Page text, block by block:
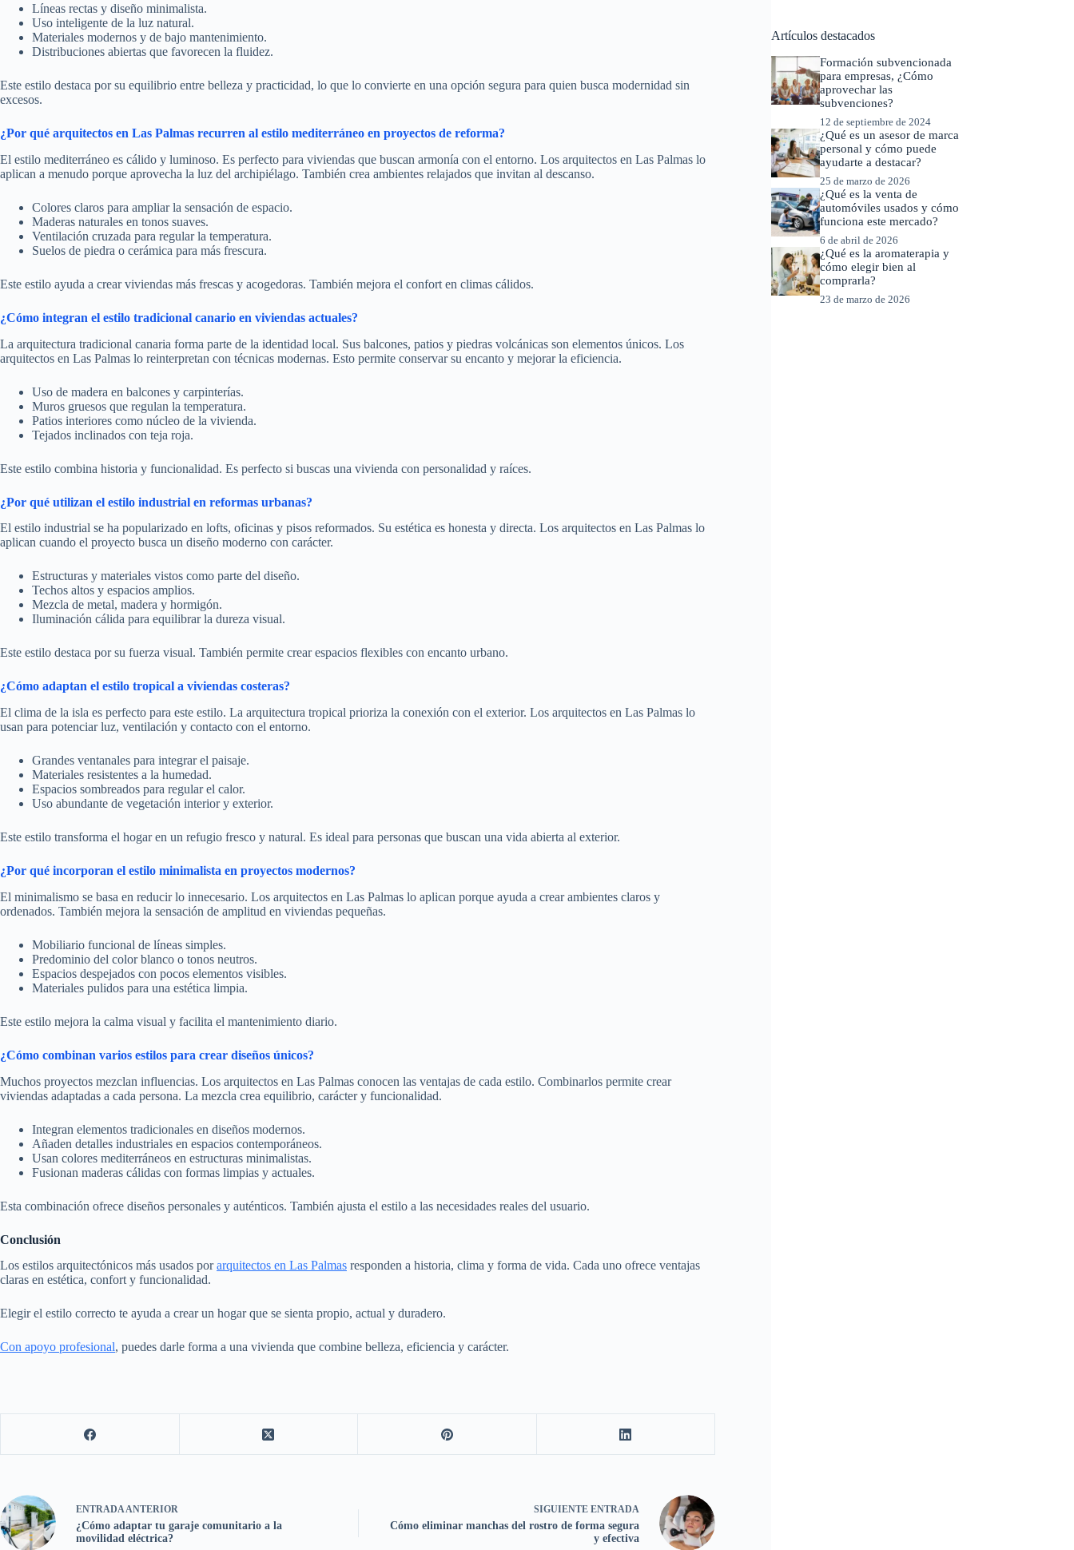
Líneas rectas y diseño minimalista.
Uso inteligente de la luz natural.
Materiales modernos y de bajo mantenimiento.
Distribuciones abiertas que favorecen la fluidez.
Este estilo destaca por su equilibrio entre belleza y practicidad, lo que lo convierte en una opción segura para quien busca modernidad sin
excesos.
¿Por qué arquitectos en Las Palmas recurren al estilo mediterráneo en proyectos de reforma?
El estilo mediterráneo es cálido y luminoso. Es perfecto para viviendas que buscan armonía con el entorno. Los arquitectos en Las Palmas lo
aplican a menudo porque aprovecha la luz del archipiélago. También crea ambientes relajados que invitan al descanso.
Colores claros para ampliar la sensación de espacio.
Maderas naturales en tonos suaves.
Ventilación cruzada para regular la temperatura.
Suelos de piedra o cerámica para más frescura.
Este estilo ayuda a crear viviendas más frescas y acogedoras. También mejora el confort en climas cálidos.
¿Cómo integran el estilo tradicional canario en viviendas actuales?
La arquitectura tradicional canaria forma parte de la identidad local. Sus balcones, patios y piedras volcánicas son elementos únicos. Los
arquitectos en Las Palmas lo reinterpretan con técnicas modernas. Esto permite conservar su encanto y mejorar la eficiencia.
Uso de madera en balcones y carpinterías.
Muros gruesos que regulan la temperatura.
Patios interiores como núcleo de la vivienda.
Tejados inclinados con teja roja.
Este estilo combina historia y funcionalidad. Es perfecto si buscas una vivienda con personalidad y raíces.
¿Por qué utilizan el estilo industrial en reformas urbanas?
El estilo industrial se ha popularizado en lofts, oficinas y pisos reformados. Su estética es honesta y directa. Los arquitectos en Las Palmas lo
aplican cuando el proyecto busca un diseño moderno con carácter.
Estructuras y materiales vistos como parte del diseño.
Techos altos y espacios amplios.
Mezcla de metal, madera y hormigón.
Iluminación cálida para equilibrar la dureza visual.
Este estilo destaca por su fuerza visual. También permite crear espacios flexibles con encanto urbano.
¿Cómo adaptan el estilo tropical a viviendas costeras?
El clima de la isla es perfecto para este estilo. La arquitectura tropical prioriza la conexión con el exterior. Los arquitectos en Las Palmas lo
usan para potenciar luz, ventilación y contacto con el entorno.
Grandes ventanales para integrar el paisaje.
Materiales resistentes a la humedad.
Espacios sombreados para regular el calor.
Uso abundante de vegetación interior y exterior.
Este estilo transforma el hogar en un refugio fresco y natural. Es ideal para personas que buscan una vida abierta al exterior.
¿Por qué incorporan el estilo minimalista en proyectos modernos?
El minimalismo se basa en reducir lo innecesario. Los arquitectos en Las Palmas lo aplican porque ayuda a crear ambientes claros y
ordenados. También mejora la sensación de amplitud en viviendas pequeñas.
Mobiliario funcional de líneas simples.
Predominio del color blanco o tonos neutros.
Espacios despejados con pocos elementos visibles.
Materiales pulidos para una estética limpia.
Este estilo mejora la calma visual y facilita el mantenimiento diario.
¿Cómo combinan varios estilos para crear diseños únicos?
Muchos proyectos mezclan influencias. Los arquitectos en Las Palmas conocen las ventajas de cada estilo. Combinarlos permite crear
viviendas adaptadas a cada persona. La mezcla crea equilibrio, carácter y funcionalidad.
Integran elementos tradicionales en diseños modernos.
Añaden detalles industriales en espacios contemporáneos.
Usan colores mediterráneos en estructuras minimalistas.
Fusionan maderas cálidas con formas limpias y actuales.
Esta combinación ofrece diseños personales y auténticos. También ajusta el estilo a las necesidades reales del usuario.
Conclusión
Los estilos arquitectónicos más usados porarquitectos en Las Palmas responden a historia, clima y forma de vida. Cada uno ofrece ventajas
claras en estética, confort y funcionalidad.
Elegir el estilo correcto te ayuda a crear un hogar que se sienta propio, actual y duradero.
Con apoyo profesional, puedes darle forma a una vivienda que combine belleza, eficiencia y carácter.
ENTRADAANTERIOR
¿Cómo adaptar tu garaje comunitario a la
movilidad eléctrica?
SIGUIENTEENTRADA
Cómo eliminar manchas del rostro de forma segura
y efectiva
Artículos destacados
Formación subvencionada
para empresas, ¿Cómo
aprovechar las
subvenciones?
12 de septiembre de 2024
¿Qué es un asesor de marca
personal y cómo puede
ayudarte a destacar?
25 de marzo de 2026
¿Qué es la venta de
automóviles usados y cómo
funciona este mercado?
6 de abril de 2026
¿Qué es la aromaterapia y
cómo elegir bien al
comprarla?
23 de marzo de 2026